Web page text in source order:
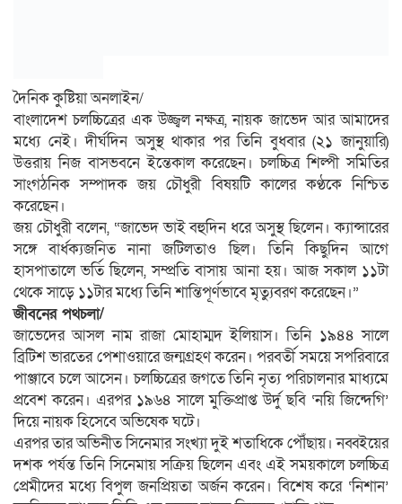
দৈনিক কুষ্টিয়া অনলাইন/
বাংলাদেশ চলচ্চিত্রের এক উজ্জ্বল নক্ষত্র, নায়ক জাভেদ আর আমাদের
মধ্যে নেই। দীর্ঘদিন অসুস্থ থাকার পর তিনি বুধবার (২১ জানুয়ারি)
উত্তরায় নিজ বাসভবনে ইন্তেকাল করেছেন। চলচ্চিত্র শিল্পী সমিতির
সাংগঠনিক সম্পাদক জয় চৌধুরী বিষয়টি কালের কণ্ঠকে নিশ্চিত
করেছেন।
জয় চৌধুরী বলেন, “জাভেদ ভাই বহুদিন ধরে অসুস্থ ছিলেন। ক্যান্সারের
সঙ্গে বার্ধক্যজনিত নানা জটিলতাও ছিল। তিনি কিছুদিন আগে
হাসপাতালে ভর্তি ছিলেন, সম্প্রতি বাসায় আনা হয়। আজ সকাল ১১টা
থেকে সাড়ে ১১টার মধ্যে তিনি শান্তিপূর্ণভাবে মৃত্যুবরণ করেছেন।”
জীবনের পথচলা/
জাভেদের আসল নাম রাজা মোহাম্মদ ইলিয়াস। তিনি ১৯৪৪ সালে
ব্রিটিশ ভারতের পেশাওয়ারে জন্মগ্রহণ করেন। পরবর্তী সময়ে সপরিবারে
পাঞ্জাবে চলে আসেন। চলচ্চিত্রের জগতে তিনি নৃত্য পরিচালনার মাধ্যমে
প্রবেশ করেন। এরপর ১৯৬৪ সালে মুক্তিপ্রাপ্ত উর্দু ছবি ‘নয়ি জিন্দেগি’
দিয়ে নায়ক হিসেবে অভিষেক ঘটে।
এরপর তার অভিনীত সিনেমার সংখ্যা দুই শতাধিকে পৌঁছায়। নব্বইয়ের
দশক পর্যন্ত তিনি সিনেমায় সক্রিয় ছিলেন এবং এই সময়কালে চলচ্চিত্র
প্রেমীদের মধ্যে বিপুল জনপ্রিয়তা অর্জন করেন। বিশেষ করে ‘নিশান’